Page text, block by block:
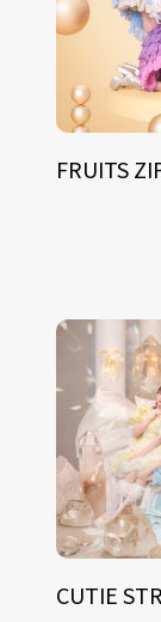
FRUITS
CUTIE